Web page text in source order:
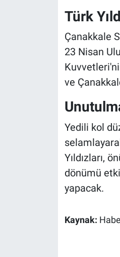
Türk
Çanakkale
23 Nisan
ve
Yedili kol
Yıldızları,
dönümü
yapacak.
Kaynak: